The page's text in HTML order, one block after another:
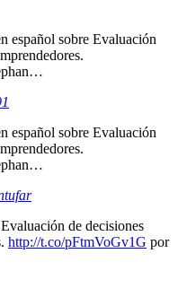
español sobre Evaluación
español sobre Evaluación
de decisiones
http://t.co/pFtmVoGv1G por